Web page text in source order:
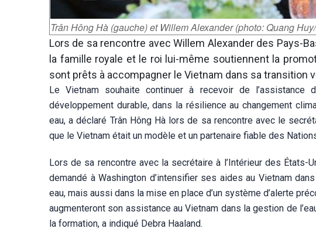
Trân Hông Hà (gauche) et Willem Alexander (photo: Quang
Lors de sa rencontre avec Willem Alexander des Pays-
la famille royale et le roi lui-même soutiennent la
sont prêts à accompagner le Vietnam dans sa transition
Le Vietnam souhaite continuer à recevoir de
développement durable, dans la résilience au changement
eau, a déclaré Trân Hông Hà lors de sa rencontre avec le
que le Vietnam était un modèle et un partenaire fiable des
Lors de sa rencontre avec la secrétaire à l’Intérieur des États-
demandé à Washington d’intensifier ses aides au Vietnam
eau, mais aussi dans la mise en place d’un système d’alerte
augmenteront son assistance au Vietnam dans la gestion de
la formation, a indiqué Debra Haaland.